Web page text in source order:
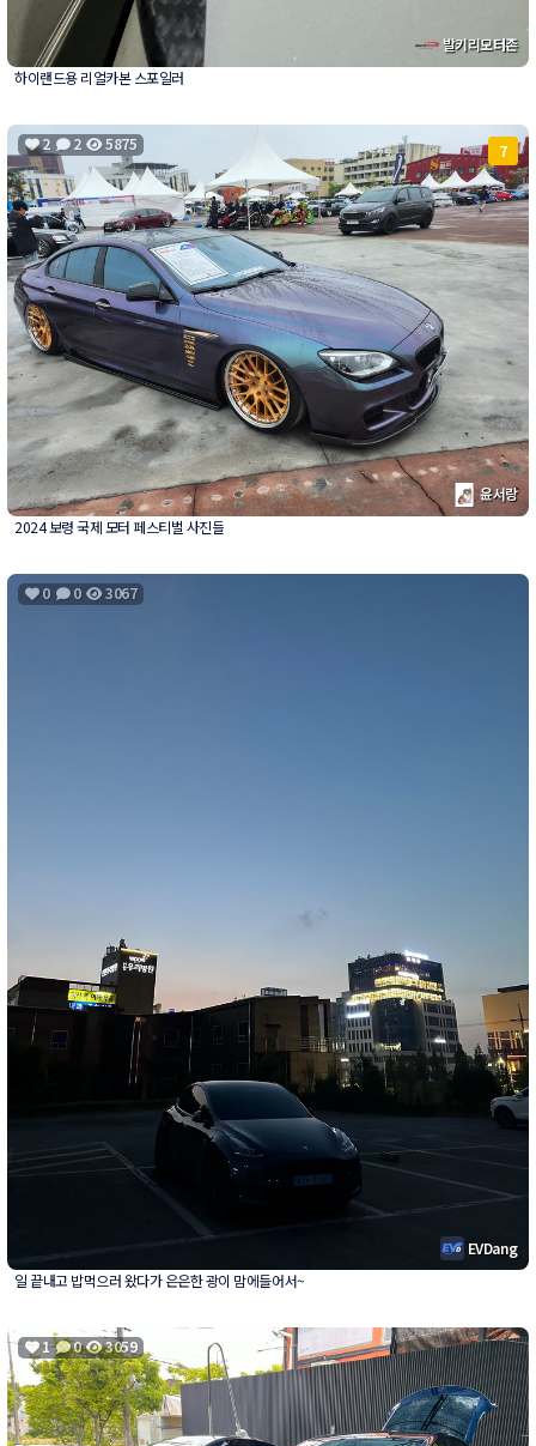
발키리모터존
하이랜드용 리얼카본 스포일러
7
2 2 5875
윤서랑
2024 보령 국제 모터 페스티벌 사진들
0 0 3067
EVDang
일 끝내고 밥먹으러 왔다가 은은한 광이 맘에들어서~
1 0 3059